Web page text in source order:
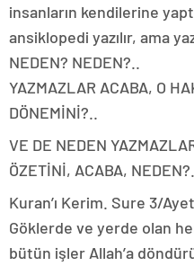
insanların kendilerine
ansiklopedi yazılır, ama
NEDEN? NEDEN?..
YAZMAZLAR ACABA, O
DÖNEMİNİ?..
VE DE NEDEN
ÖZETİNİ, ACABA, NEDEN?..
Kuran’ı Kerim. Sure 3/
Göklerde ve yerde olan
bütün işler Allah’a